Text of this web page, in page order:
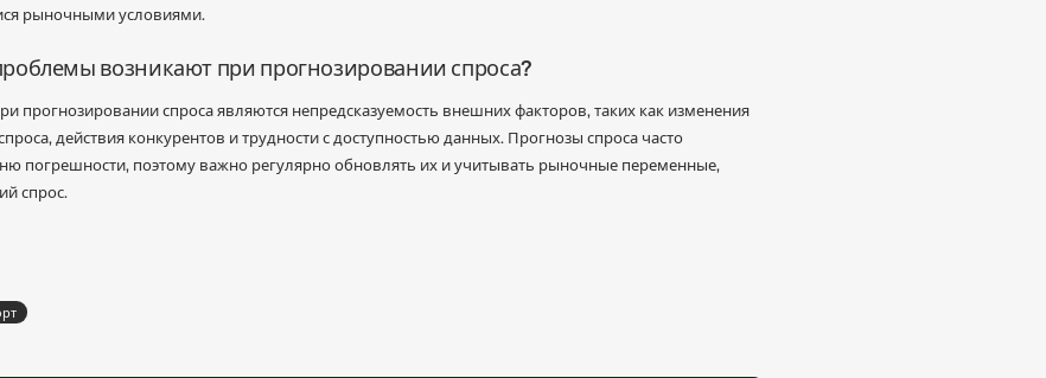
рыночными условиями.
возникают при прогнозировании спроса?
спроса являются непредсказуемость внешних факторов, таких как изменения
действия конкурентов и трудности с доступностью данных. Прогнозы спроса часто
погрешности, поэтому важно регулярно обновлять их и учитывать рыночные переменные,
спрос.